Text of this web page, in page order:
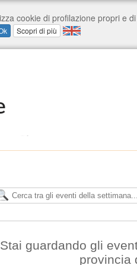
Stai guardando gli
provincia